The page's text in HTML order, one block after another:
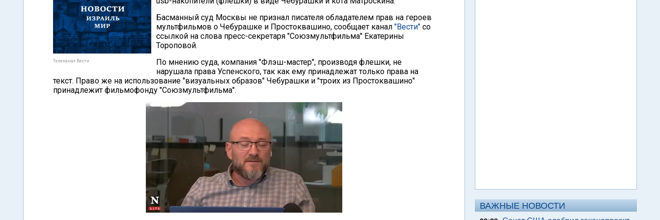
Телеканал Вести
Басманный суд Москвы не признал писателя обладателем прав на героев
мультфильмов о Чебурашке и Простоквашино, сообщает канал "Вести" со
ссылкой на слова пресс-секретаря "Союзмультфильма" Екатерины
Тороповой.
По мнению суда, компания "Флэш-мастер", производя флешки, не
нарушала права Успенского, так как ему принадлежат только права на
текст. Право же на использование "визуальных образов" Чебурашки и "троих из Простоквашино"
принадлежит фильмофонду "Союзмультфильма".
ВАЖНЫЕ НОВОСТИ